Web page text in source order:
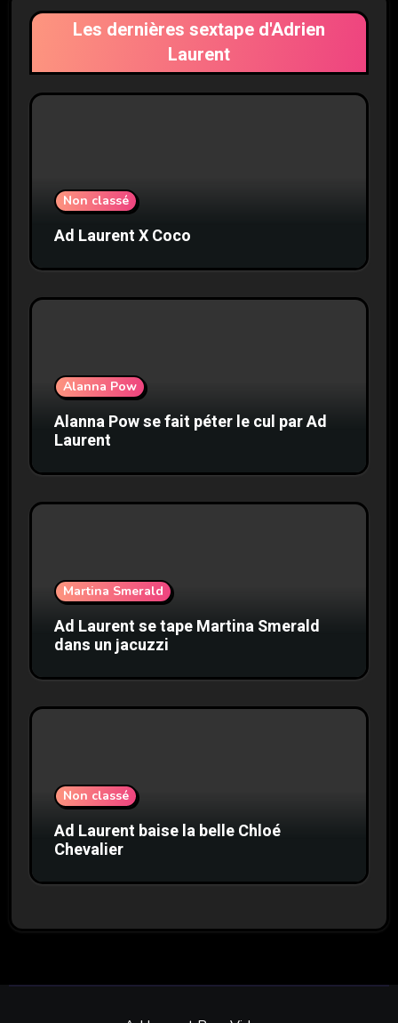
Les dernières sextape d'Adrien
Laurent
Non classé
Ad Laurent X Coco
Alanna Pow
Alanna Pow se fait péter le cul par Ad
Laurent
Martina Smerald
Ad Laurent se tape Martina Smerald
dans un jacuzzi
Non classé
Ad Laurent baise la belle Chloé
Chevalier